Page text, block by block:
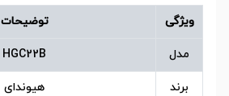
ویژگی توضیحات
مدل HGC22B
برند هیوندای